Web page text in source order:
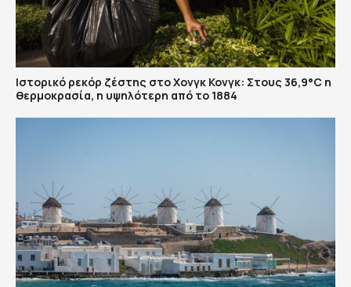
Ιστορικό ρεκόρ ζέστης στο Χονγκ Κονγκ: Στους 36,9°C η
θερμοκρασία, η υψηλότερη από το 1884